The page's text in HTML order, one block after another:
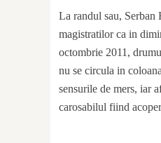
La randul sau, Serban
magistratilor ca in
octombrie 2011,
nu se circula in
sensurile de mers, iar
carosabilul fiind